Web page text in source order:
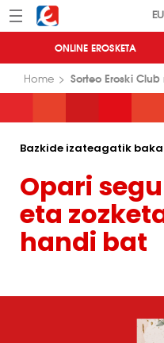
Menú Eroski
ONLINE EROSKETA
Home Sorteo Eroski Club
Bazkide izateagatik
Opari
eta
handi bat